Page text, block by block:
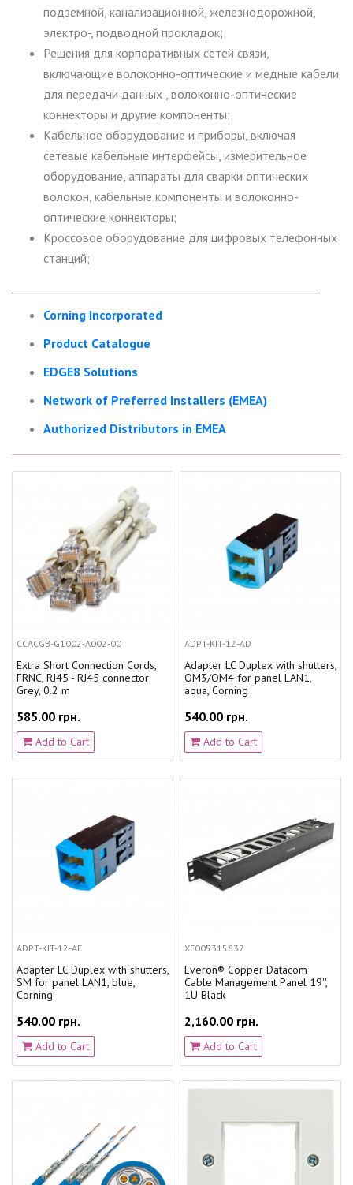
подземной, канализационной, железнодорожной,
электро-, подводной прокладок;
Решения для корпоративных сетей связи,
включающие волоконно-оптические и медные кабели
для передачи данных , волоконно-оптические
коннекторы и другие компоненты;
Кабельное оборудование и приборы, включая
сетевые кабельные интерфейсы, измерительное
оборудование, аппараты для сварки оптических
волокон, кабельные компоненты и волоконно-
оптические коннекторы;
Кроссовое оборудование для цифровых телефонных
станций;
Corning Incorporated
Product Catalogue
EDGE8 Solutions
Network of Preferred Installers (EMEA)
Authorized Distributors in EMEA
CCACGB-G1002-A002-00
Extra Short Connection Cords,
FRNC, RJ45 - RJ45 connector
Grey, 0.2 m
585.00 грн.
Add to Cart
ADPT-KIT-12-AD
Adapter LC Duplex with shutters,
OM3/OM4 for panel LAN1,
aqua, Corning
540.00 грн.
Add to Cart
ADPT-KIT-12-AE
Adapter LC Duplex with shutters,
SM for panel LAN1, blue,
Corning
540.00 грн.
Add to Cart
XE005315637
Everon® Copper Datacom
Cable Management Panel 19'',
1U Black
2,160.00 грн.
Add to Cart